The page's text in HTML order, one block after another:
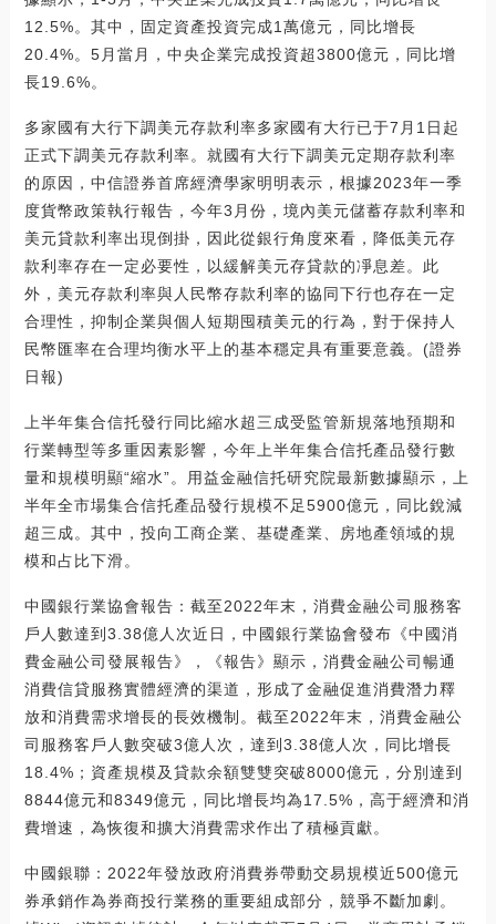
12.5%。其中，固定資產投資完成1萬億元，同比增長
20.4%。5月當月，中央企業完成投資超3800億元，同比增
長19.6%。
多家國有大行下調美元存款利率多家國有大行已于7月1日起
正式下調美元存款利率。就國有大行下調美元定期存款利率
的原因，中信證券首席經濟學家明明表示，根據2023年一季
度貨幣政策執行報告，今年3月份，境內美元儲蓄存款利率和
美元貸款利率出現倒掛，因此從銀行角度來看，降低美元存
款利率存在一定必要性，以緩解美元存貸款的凈息差。此
外，美元存款利率與人民幣存款利率的協同下行也存在一定
合理性，抑制企業與個人短期囤積美元的行為，對于保持人
民幣匯率在合理均衡水平上的基本穩定具有重要意義。(證券
日報)
上半年集合信托發行同比縮水超三成受監管新規落地預期和
行業轉型等多重因素影響，今年上半年集合信托產品發行數
量和規模明顯“縮水”。用益金融信托研究院最新數據顯示，上
半年全市場集合信托產品發行規模不足5900億元，同比銳減
超三成。其中，投向工商企業、基礎產業、房地產領域的規
模和占比下滑。
中國銀行業協會報告：截至2022年末，消費金融公司服務客
戶人數達到3.38億人次近日，中國銀行業協會發布《中國消
費金融公司發展報告》，《報告》顯示，消費金融公司暢通
消費信貸服務實體經濟的渠道，形成了金融促進消費潛力釋
放和消費需求增長的長效機制。截至2022年末，消費金融公
司服務客戶人數突破3億人次，達到3.38億人次，同比增長
18.4%；資產規模及貸款余額雙雙突破8000億元，分別達到
8844億元和8349億元，同比增長均為17.5%，高于經濟和消
費增速，為恢復和擴大消費需求作出了積極貢獻。
中國銀聯：2022年發放政府消費券帶動交易規模近500億元
券承銷作為券商投行業務的重要組成部分，競爭不斷加劇。